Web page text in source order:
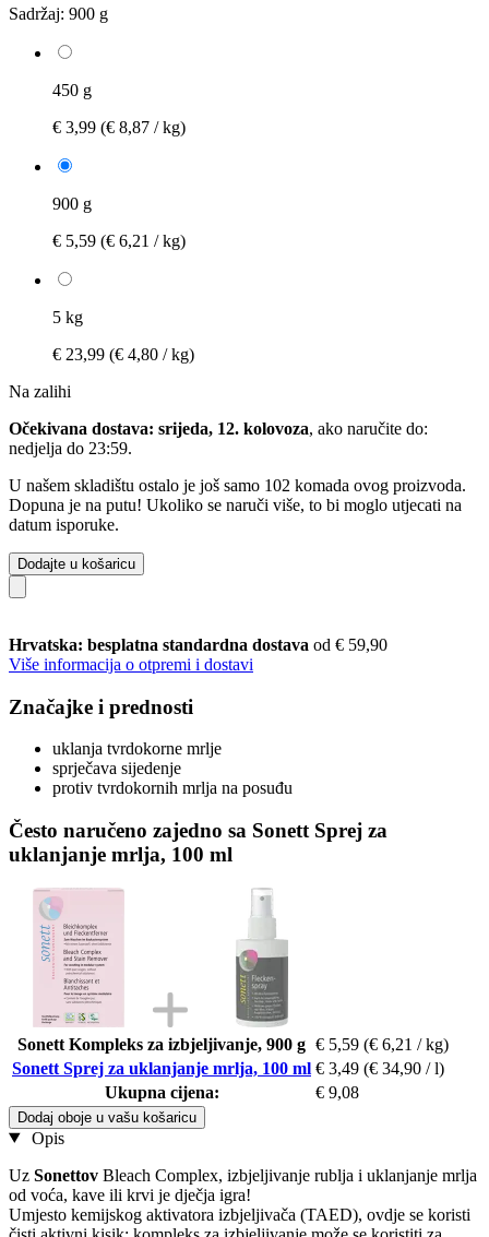
Sadržaj: 900 g
450 g
€ 3,99 (€ 8,87 / kg)
900 g
€ 5,59 (€ 6,21 / kg)
5 kg
€ 23,99 (€ 4,80 / kg)
Na zalihi
Očekivana dostava: srijeda, 12. kolovoza, ako naručite do:
nedjelja do 23:59.
U našem skladištu ostalo je još samo 102 komada ovog proizvoda.
Dopuna je na putu! Ukoliko se naruči više, to bi moglo utjecati na
datum isporuke.
Dodajte u košaricu
Hrvatska: besplatna standardna dostava od € 59,90
Više informacija o otpremi i dostavi
Značajke i prednosti
uklanja tvrdokorne mrlje
sprječava sijedenje
protiv tvrdokornih mrlja na posuđu
Često naručeno zajedno sa Sonett Sprej za
uklanjanje mrlja, 100 ml
Sonett Kompleks za izbjeljivanje, 900 g € 5,59 (€ 6,21 / kg)
Sonett Sprej za uklanjanje mrlja, 100 ml € 3,49 (€ 34,90 / l)
Ukupna cijena:
€ 9,08
Dodaj oboje u vašu košaricu
Opis
Uz Sonettov Bleach Complex, izbjeljivanje rublja i uklanjanje mrlja
od voća, kave ili krvi je dječja igra!
Umjesto kemijskog aktivatora izbjeljivača (TAED), ovdje se koristi